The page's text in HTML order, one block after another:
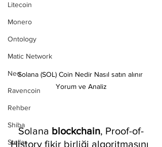
Litecoin
Monero
Ontology
Matic Network
Neo
Ravencoin
Rehber
Shiba
Stellar
Solana (SOL) Coin Nedir Nasıl satın alınır
Yorum ve Analiz
Solana blockchain, Proof-of-
History fikir birliği algoritmasını